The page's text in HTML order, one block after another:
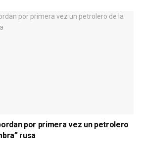
por primera vez un petrolero
rusa